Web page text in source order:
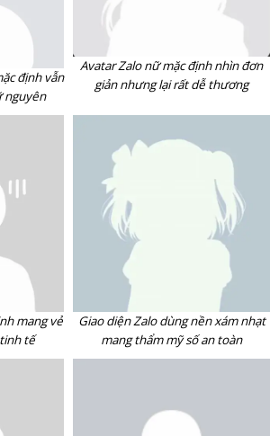
định vẫn
nguyên
Avatar Zalo nữ mặc định nhìn đơn
giản nhưng lại rất dễ thương
mang vẻ
tế
Giao diện Zalo dùng nền xám nhạt
mang thẩm mỹ số an toàn